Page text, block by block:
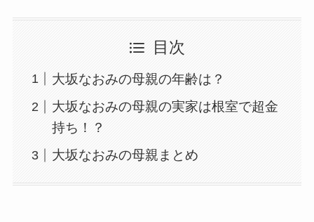
目次
大坂なおみの母親の年齢は？
大坂なおみの母親の実家は根室で超金
持ち！？
大坂なおみの母親まとめ